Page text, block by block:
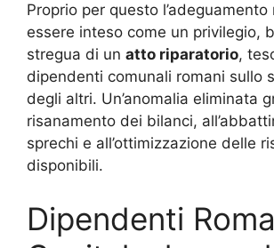
Proprio per questo l’adeguamento
essere inteso come un privilegio,
stregua di un atto riparatorio,
dipendenti comunali romani sullo
degli altri. Un’anomalia eliminata
risanamento dei bilanci,
sprechi e all’ottimizzazione delle
disponibili.
Dipendenti Roma